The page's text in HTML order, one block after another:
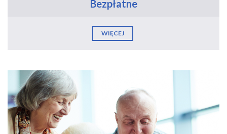
Bezpłatne
WIĘCEJ